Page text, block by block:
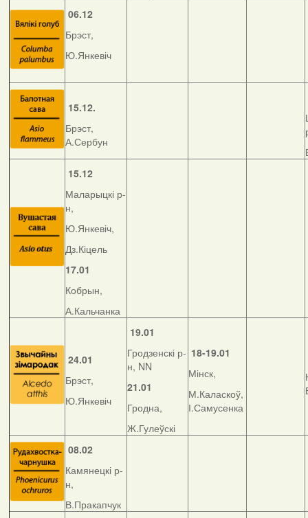
06.12
Брэст,
Ю.Янкевіч
15.12.
Брэст,
А.Сербун
15.12
Маларыцкі р-
н,
Ю.Янкевіч,
Дз.Кіцель
17.01
Кобрын,
А.Кальчанка
24.01
Брэст,
Ю.Янкевіч
19.01
Гродзенскі р-
н, NN
21.01
Гродна,
Ж.Гулеўскі
18-19.01
Мінск,
М.Каласкоў,
І.Самусенка
08.02
Камянецкі р-
н,
В.Пракапчук